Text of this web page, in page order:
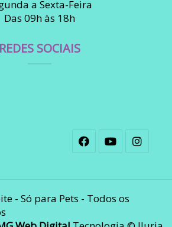
a Sexta-Feira
Das 09h às 18h
REDES SOCIAIS
- Só para Pets - Todos os